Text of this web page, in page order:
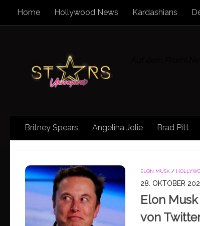
Zum Inhalt springen
Home Hollywood News Kardashians
Britney Spears Angelina Jolie Brad Pitt
KATEGORIE: SOCIAL MEDIA
ELON MUSK /
28. OKTOBER
Elon
von